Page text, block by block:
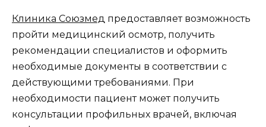
Клиника Союзмед предоставляет возможность
пройти медицинский осмотр, получить
рекомендации специалистов и оформить
необходимые документы в соответствии с
действующими требованиями. При
необходимости пациент может получить
консультации профильных врачей, включая